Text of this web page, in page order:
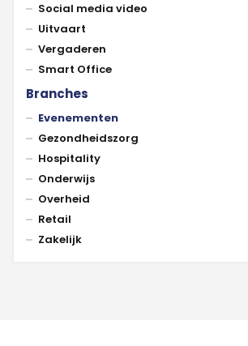
Social media video
Uitvaart
Vergaderen
Smart Office
Branches
Evenementen
Gezondheidszorg
Hospitality
Onderwijs
Overheid
Retail
Zakelijk